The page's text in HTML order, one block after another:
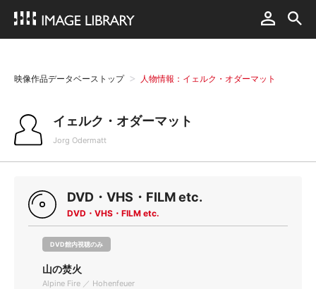
映像作品データベーストップ 人物情報：イェルク・オダーマット
イェルク・オダーマット
Jorg Odermatt
DVD・VHS・FILM etc.
DVD・VHS・FILM etc.
DVD館内視聴のみ
山の焚火
Alpine Fire ／ Hohenfeuer